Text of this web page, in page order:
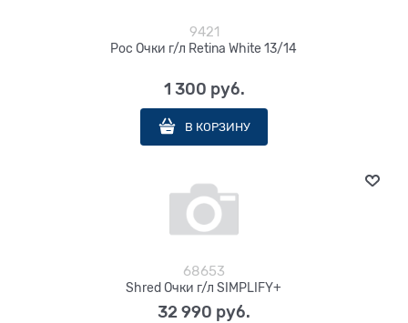
9421
Poc Очки г/л Retina White 13/14
1 300 руб.
В КОРЗИНУ
68653
Shred Очки г/л SIMPLIFY+
32 990 руб.